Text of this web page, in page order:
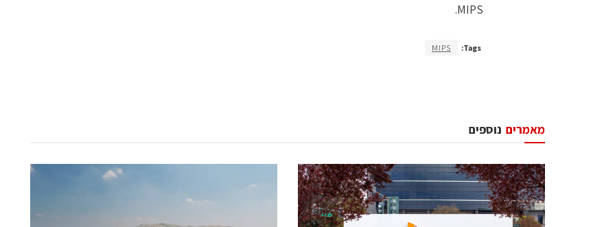
MIPS.
Tags:
MIPS
נוספים מאמרים